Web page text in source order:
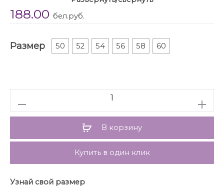
на подкладке, выполнен из костюмной однотонной
Полочка жакета с двубортной застежкой-
трансформер на петли и пуговицы, вертикальными
выполнены из отделочной ткани в полоску.
Горловина V-образной формы, с отложными
лацканами и воротником пиджачного типа. Спинка
со средним швом и вертикальными рельефами.
Рукав длинный, двухшовный, втачной.
188.00 бел.руб.
Размер 50 52 54 56 58 60
В корзину
Купить в один клик
Узнай свой размер